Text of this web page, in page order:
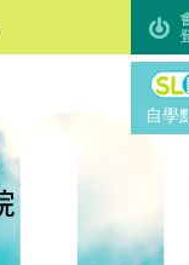
SL
自學